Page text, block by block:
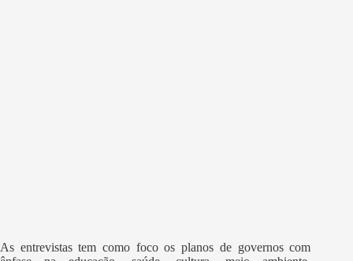
As entrevistas tem como foco os planos de governos com